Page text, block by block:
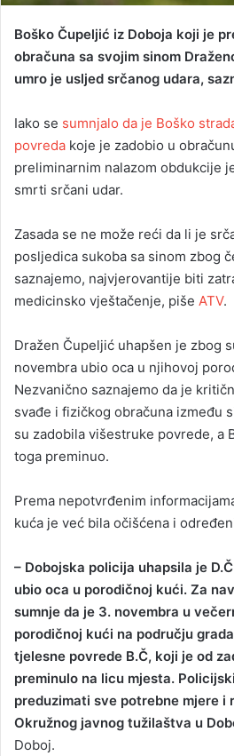
Boško Čupeljić iz Doboja koji je
obračuna sa svojim sinom
umro je usljed srčanog udara,
Iako se sumnjalo da je Boško
povreda koje je zadobio u
preliminarnim nalazom obdukcije
smrti srčani udar.
Zasada se ne može reći da li je
posljedica sukoba sa sinom zbog
saznajemo, najvjerovantije biti
medicinsko vještačenje, piše ATV.
Dražen Čupeljić uhapšen je zbog
novembra ubio oca u njihovoj
Nezvanično saznajemo da je
svađe i fizičkog obračuna između
su zadobila višestruke povrede, a
toga preminuo.
Prema nepotvrđenim
kuća je već bila očišćena i
– Dobojska policija uhapsila je
ubio oca u porodičnoj kući. Za
sumnje da je 3. novembra u
porodičnoj kući na području
tjelesne povrede B.Č, koji je od
preminulo na licu mjesta.
preduzimati sve potrebne mjere i
Okružnog javnog tužilaštva u
Doboj.